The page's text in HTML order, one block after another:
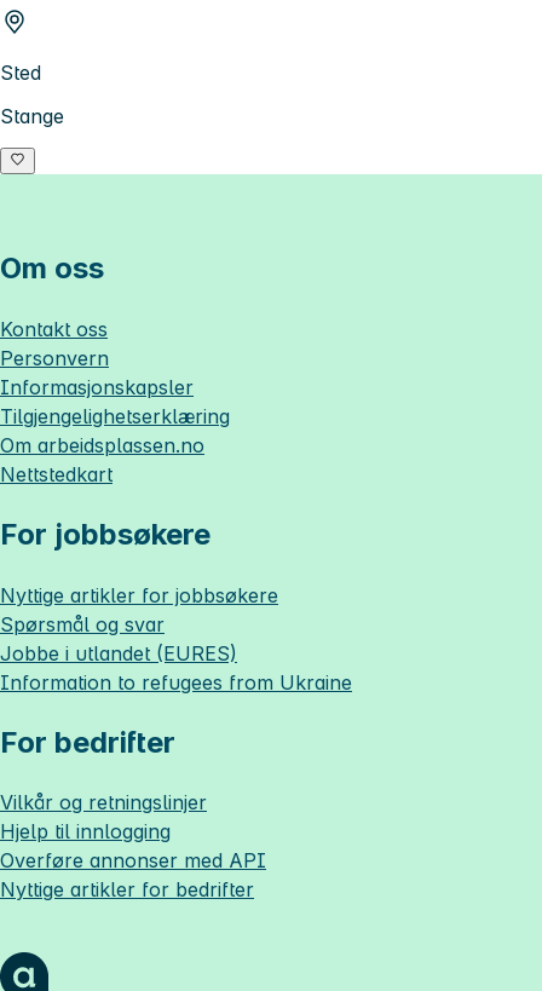
Sted
Stange
Om oss
Kontakt oss
Personvern
Informasjonskapsler
Tilgjengelighetserklæring
Om arbeidsplassen.no
Nettstedkart
For jobbsøkere
Nyttige artikler for jobbsøkere
Spørsmål og svar
Jobbe i utlandet (EURES)
Information to refugees from Ukraine
For bedrifter
Vilkår og retningslinjer
Hjelp til innlogging
Overføre annonser med API
Nyttige artikler for bedrifter